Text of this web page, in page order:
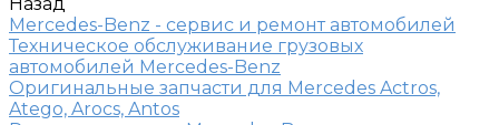
Mercedes-Benz - сервис и ремонт автомобилей
Техническое обслуживание грузовых
автомобилей Mercedes-Benz
Оригинальные запчасти для Mercedes Actros,
Atego, Arocs, Antos